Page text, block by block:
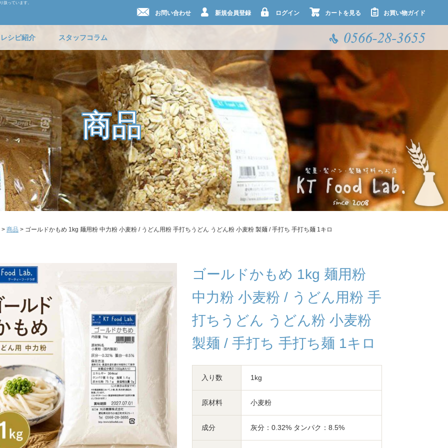
扱っています。
お問い合わせ 新規会員登録 ログイン カートを見る お買い物ガイド
レシピ紹介 スタッフコラム
商品
商品
> 商品 > ゴールドかもめ 1kg 麺用粉 中力粉 小麦粉 / うどん用粉 手打ちうどん うどん粉 小麦粉 製麺 / 手打ち 手打ち麺 1キロ
ゴールドかもめ 1kg 麺用粉
中力粉 小麦粉 / うどん用粉 手
打ちうどん うどん粉 小麦粉
製麺 / 手打ち 手打ち麺 1キロ
入り数 1kg
原材料 小麦粉
成分 灰分：0.32% タンパク：8.5%